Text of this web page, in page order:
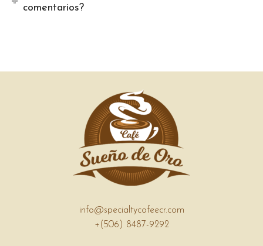
comentarios?
info@specialtycofeecr.com
+(506) 8487-9292